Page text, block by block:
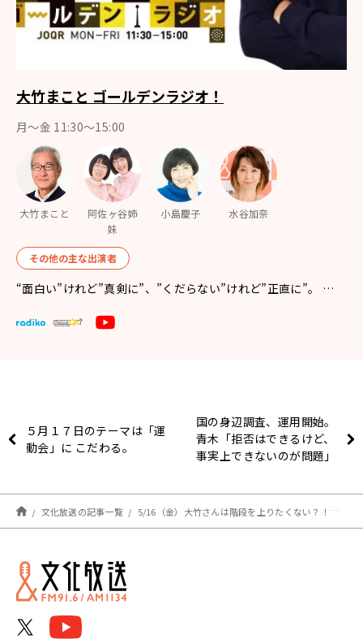
大竹まこと ゴールデンラジオ！
月〜金 11:30～15:00
大竹まこと
阿佐ヶ谷姉
妹
小島慶子 水谷加奈
その他の主な出演者
“面白い”けれど”真剣に”、”くだらない”けれど”正直に”。 …
５月１７日のテーマは「運
動会」に こだわる。
国の身辺調査、運用開始。
青木「拒否はできるけど、
事実上できないのが問題」
文化放送の記事一覧 5/16（金）大竹さんは階段を上りたくない？！ゲストは東京大学大学院 准教授 藤川直也さんでした！